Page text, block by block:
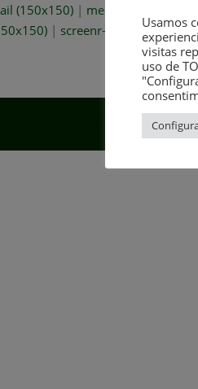
(150x150) | medium (300x128)
| screenr-blog-grid
Todos los derechos reservados.
Usamos
visitas
uso de